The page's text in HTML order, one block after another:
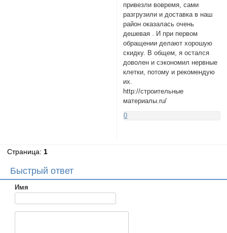
привезли вовремя, сами
разгрузили и доставка в наш
район оказалась очень
дешевая . И при первом
обращении делают хорошую
скидку. В общем, я остался
доволен и сэкономил нервные
клетки, потому и рекомендую
их.
http://строительные
материалы.ru/
0
Страница: 1
Быстрый ответ
Имя